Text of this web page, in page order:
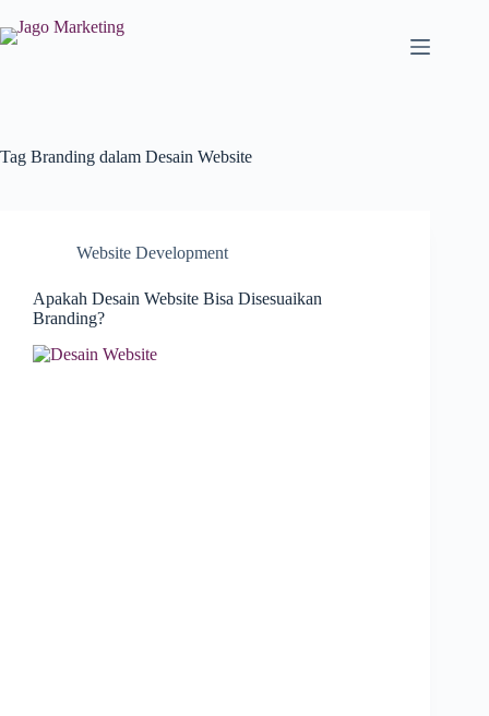
Tag Branding dalam Desain Website
Website Development
Apakah Desain Website Bisa Disesuaikan
Branding?